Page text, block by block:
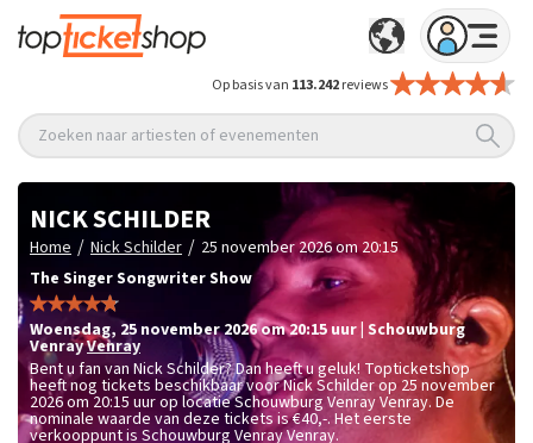
Op basis van 113.242reviews
Zoeken naar artiesten of evenementen
NICK SCHILDER
Home / Nick Schilder / 25 november 2026 om 20:15
The Singer Songwriter Show
woensdag, 25 november 2026 om 20:15 uur Schouwburg
VenrayVenray
Bent u fan van Nick Schilder? Dan heeft u geluk! Topticketshop
heeft nog tickets beschikbaar voor Nick Schilder op 25 november
2026 om 20:15 uur op locatie Schouwburg Venray Venray. De
nominale waarde van deze tickets is€40,-. Het eerste
verkooppunt is Schouwburg Venray Venray.